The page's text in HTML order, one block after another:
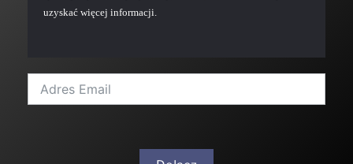
uzyskać więcej informacji.